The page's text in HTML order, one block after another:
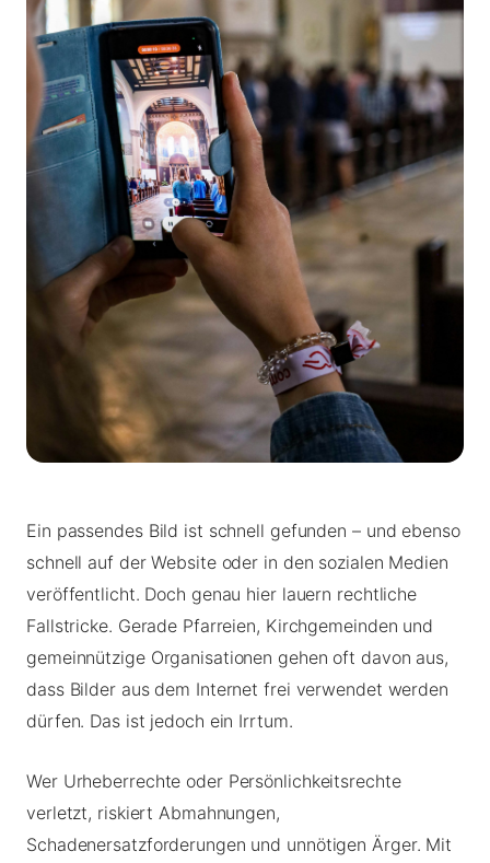
Ein passendes Bild ist schnell gefunden – und ebenso
schnell auf der Website oder in den sozialen Medien
veröffentlicht. Doch genau hier lauern rechtliche
Fallstricke. Gerade Pfarreien, Kirchgemeinden und
gemeinnützige Organisationen gehen oft davon aus,
dass Bilder aus dem Internet frei verwendet werden
dürfen. Das ist jedoch ein Irrtum.
Wer Urheberrechte oder Persönlichkeitsrechte
verletzt, riskiert Abmahnungen,
Schadenersatzforderungen und unnötigen Ärger. Mit